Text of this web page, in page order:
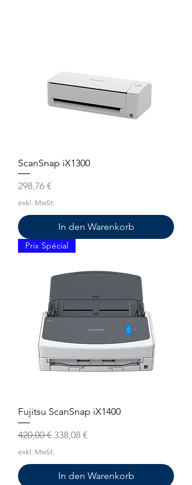
ScanSnap iX1300
Preis
298,76 €
exkl. MwSt.
In den Warenkorb
Prix Spécial
Fujitsu ScanSnap iX1400
Standardpreis
420,00 € Sale-Preis
338,08 €
exkl. MwSt.
In den Warenkorb